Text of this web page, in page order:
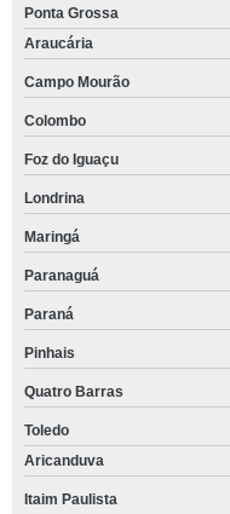
Ponta Grossa
Araucária
Campo Mourão
Colombo
Foz do Iguaçu
Londrina
Maringá
Paranaguá
Paraná
Pinhais
Quatro Barras
Toledo
Aricanduva
Itaim Paulista